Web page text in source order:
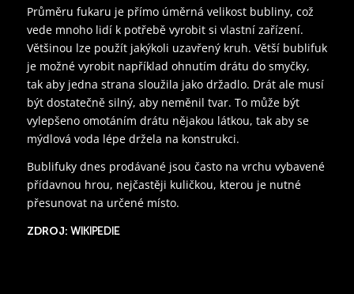
Průměru fukaru je přímo úměrná velikost bubliny, což
vede mnoho lidí k potřebě vyrobit si vlastní zařízení.
Většinou lze použít jakýkoli uzavřený kruh. Větší bublifuk
je možné vyrobit například ohnutím drátu do smyčky,
tak aby jedna strana sloužila jako držadlo. Drát ale musí
být dostatečně silný, aby neměnil tvar. To může být
vylepšeno omotáním drátu nějakou látkou, tak aby se
mýdlová voda lépe držela na konstrukci.
Bublifuky dnes prodávané jsou často na vrchu vybavené
přídavnou hrou, nejčastěji kuličkou, kterou je nutné
přesunovat na určené místo.
ZDROJ: WIKIPEDIE